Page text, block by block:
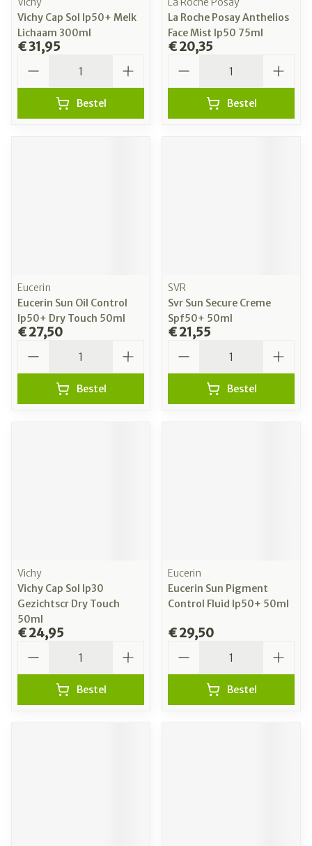
Vichy Cap Sol Ip50+ Melk
Lichaam 300ml
€ 31,95
Bestel
La Roche Posay Anthelios
Face Mist Ip50 75ml
€ 20,35
Bestel
Eucerin
Eucerin Sun Oil Control
Ip50+ Dry Touch 50ml
€ 27,50
Bestel
SVR
Svr Sun Secure Creme
Spf50+ 50ml
€ 21,55
Bestel
Vichy
Vichy Cap Sol Ip30
Gezichtscr Dry Touch
50ml
€ 24,95
Bestel
Eucerin
Eucerin Sun Pigment
Control Fluid Ip50+ 50ml
€ 29,50
Bestel